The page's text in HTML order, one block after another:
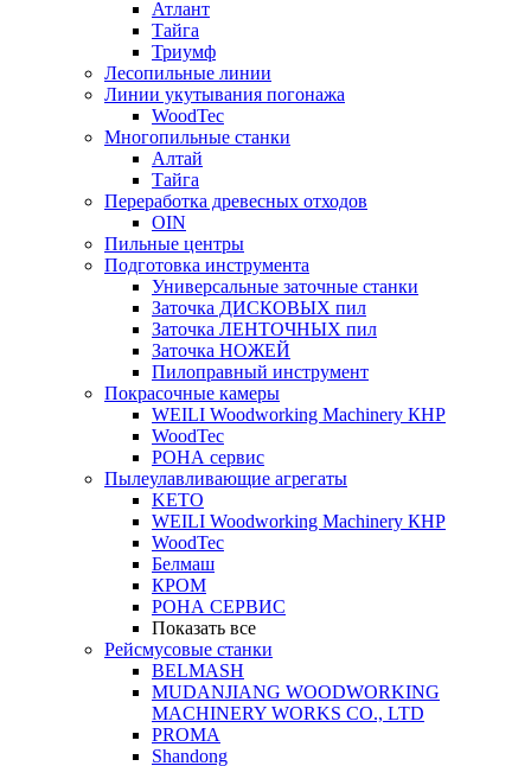
Атлант
Тайга
Триумф
Лесопильные линии
Линии укутывания погонажа
WoodTec
Многопильные станки
Алтай
Тайга
Переработка древесных отходов
OIN
Пильные центры
Подготовка инструмента
Универсальные заточные станки
Заточка ДИСКОВЫХ пил
Заточка ЛЕНТОЧНЫХ пил
Заточка НОЖЕЙ
Пилоправный инструмент
Покрасочные камеры
WEILI Woodworking Machinery КНР
WoodTec
РОНА сервис
Пылеулавливающие агрегаты
KETO
WEILI Woodworking Machinery КНР
WoodTec
Белмаш
КРОМ
РОНА СЕРВИС
Показать все
Рейсмусовые станки
BELMASH
MUDANJIANG WOODWORKING
MACHINERY WORKS CO., LTD
PROMA
Shandong